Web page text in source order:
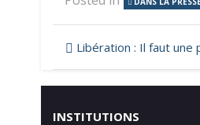
Navigation
de
l’article
Libération : Il faut une
INSTITUTIONS